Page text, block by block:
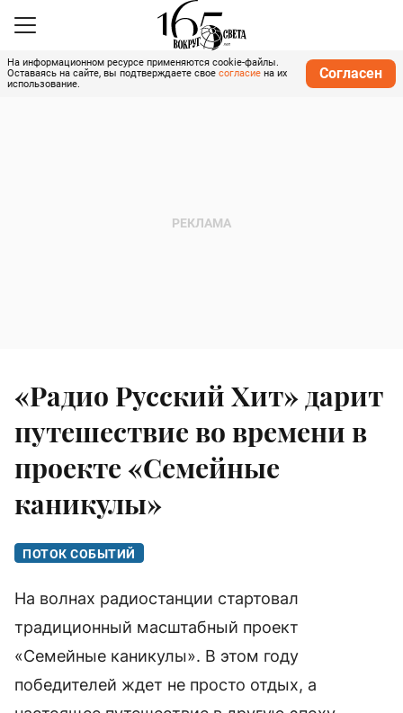
На информационном ресурсе применяются cookie-файлы.
Оставаясь на сайте, вы подтверждаете свое согласие на их
использование.
Согласен
«Радио Русский Хит» дарит
путешествие во времени в
проекте «Семейные
каникулы»
ПОТОК СОБЫТИЙ
На волнах радиостанции стартовал
традиционный масштабный проект
«Семейные каникулы». В этом году
победителей ждет не просто отдых, а